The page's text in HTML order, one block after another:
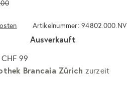
Artikelnummer: 94802.000.NV
Ausverkauft
99
Brancaia Zürich zurzeit